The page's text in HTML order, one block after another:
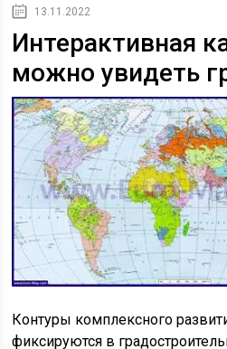
13.11.2022
Интерактивная
можно увидеть
Контуры комплексного
фиксируются в